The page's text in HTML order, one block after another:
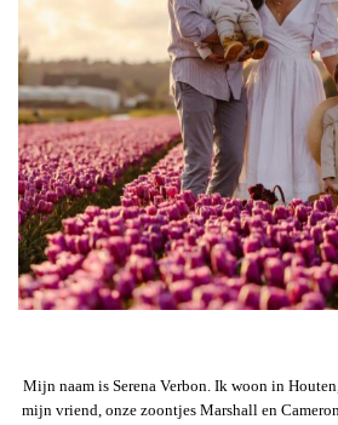
Mijn naam is Serena Verbon. Ik woon in
mijn vriend, onze zoontjes Marshall en